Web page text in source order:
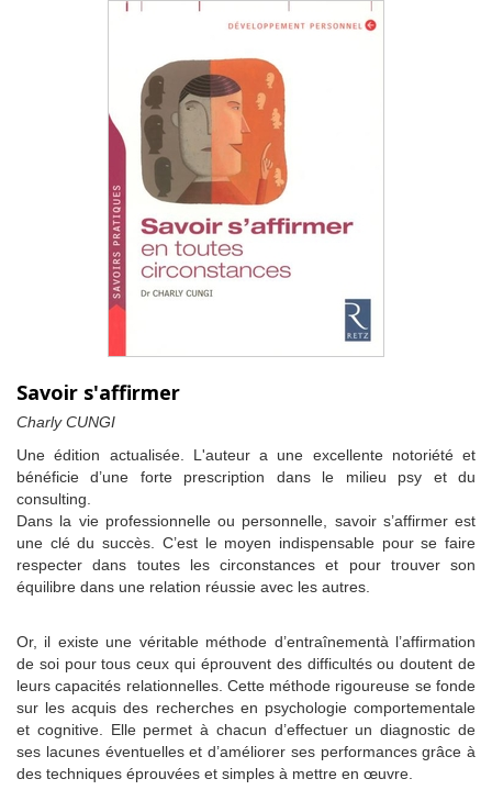
Savoir s'affirmer
Charly CUNGI
Une édition actualisée. L'auteur a une excellente notoriété et
bénéficie d’une forte prescription dans le milieu psy et du
consulting.
Dans la vie professionnelle ou personnelle, savoir s’affirmer est
une clé du succès. C’est le moyen indispensable pour se faire
respecter dans toutes les circonstances et pour trouver son
équilibre dans une relation réussie avec les autres.
Or, il existe une véritable méthode d’entraînementà l’affirmation
de soi pour tous ceux qui éprouvent des difficultés ou doutent de
leurs capacités relationnelles. Cette méthode rigoureuse se fonde
sur les acquis des recherches en psychologie comportementale
et cognitive. Elle permet à chacun d’effectuer un diagnostic de
ses lacunes éventuelles et d’améliorer ses performances grâce à
des techniques éprouvées et simples à mettre en œuvre.